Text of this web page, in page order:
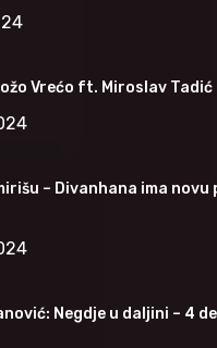
Vrećo ft. Miroslav Tadić
– Divanhana ima novu
Negdje u daljini – 4